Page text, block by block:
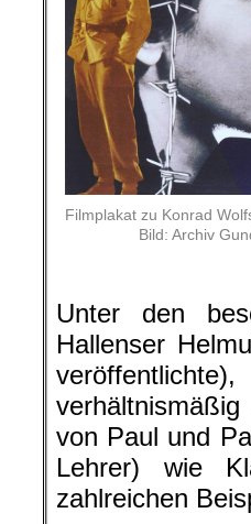
Filmplakat zu Konrad
Bild: Archiv
Unter den
Hallenser
von Paul und
Lehrer) wie
zahlreichen